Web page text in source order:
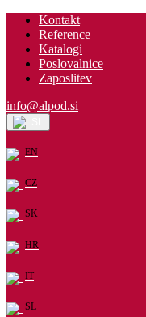
Kontakt
Reference
Katalogi
Poslovalnice
Zaposlitev
info@alpod.si
EN
CZ
SK
HR
IT
SL